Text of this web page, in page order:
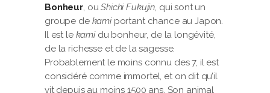
Bonheur, ouShichi Fukujin, qui sont un
groupe de kamiportant chance au Japon.
Il est le kamidu bonheur, de la longévité,
de la richesse et de la sagesse.
Probablement le moins connu des 7, il est
considéré comme immortel, et on dit qu’il
vit depuis au moins 1500 ans. Son animal